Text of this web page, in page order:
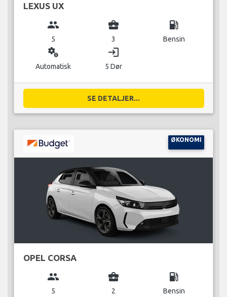
LEXUS UX
group
5
business_center
3
local_gas_station
Bensin
miscellaneous_services
Automatisk
login
5 Dør
SE DETALJER...
ØKONOMI
OPEL CORSA
group
5
business_center
2
local_gas_station
Bensin